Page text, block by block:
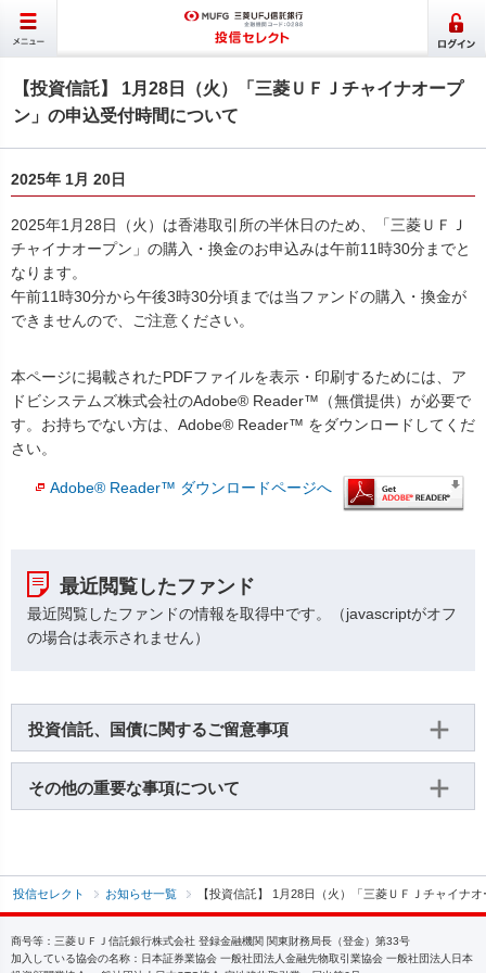
【投資信託】 1月28日（火）「三菱ＵＦＪチャイナオープ
ン」の申込受付時間について
2025年 1月 20日
2025年1月28日（火）は香港取引所の半休日のため、「三菱ＵＦＪ
チャイナオープン」の購入・換金のお申込みは午前11時30分までと
なります。
午前11時30分から午後3時30分頃までは当ファンドの購入・換金が
できませんので、ご注意ください。
本ページに掲載されたPDFファイルを表示・印刷するためには、ア
ドビシステムズ株式会社のAdobe® Reader™（無償提供）が必要で
す。お持ちでない方は、Adobe® Reader™ をダウンロードしてくだ
さい。
Adobe® Reader™ ダウンロードページへ
投資信託、国債に関するご留意事項
その他の重要な事項について
投信セレクト お知らせ一覧 【投資信託】 1月28日（火）「三菱ＵＦＪチャイナ
商号等：三菱ＵＦＪ信託銀行株式会社 登録金融機関 関東財務局長（登金）第33号
サイトマップ
利益相反管理方針
個人情報保護方針
預金等との誤認防止
金融商品の勧誘方針
金融円滑化管理方針
特定投資家制度に関する「期限
日」
電有等債務履行方針
法人等のお客さまの情報について